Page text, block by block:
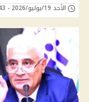
الأحد 19/يوليو/2026 - 03:43 م